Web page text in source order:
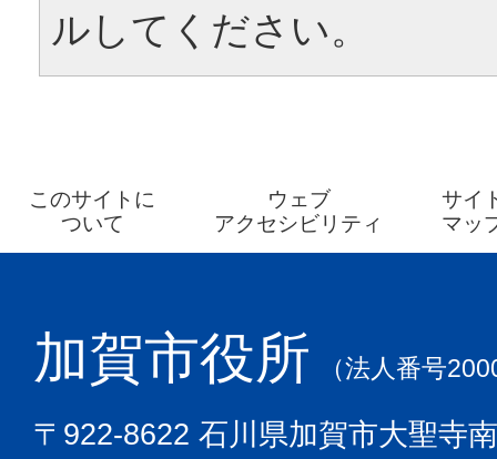
ルしてください。
このサイトに
ついて
ウェブ
アクセシビリティ
サイ
マッ
加賀市役所 （法人番号
〒922-8622 石川県加賀市大聖寺